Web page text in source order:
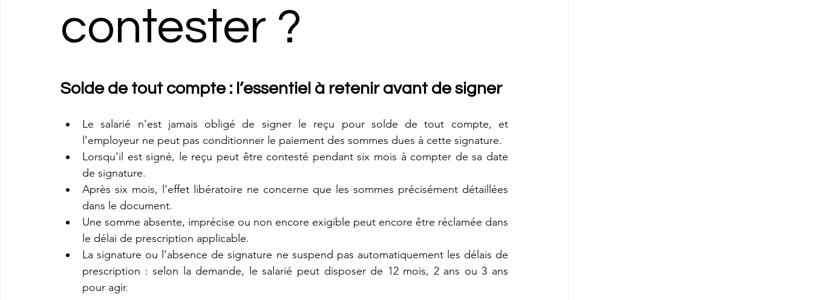
contester ?
Solde de tout compte : l’essentiel à retenir avant de signer
Le salarié n’est jamais obligé de signer le reçu pour solde de tout compte, et
l’employeur ne peut pas conditionner le paiement des sommes dues à cette signature.
Lorsqu’il est signé, le reçu peut être contesté pendant six mois à compter de sa date
de signature.
Après six mois, l’effet libératoire ne concerne que les sommes précisément détaillées
dans le document.
Une somme absente, imprécise ou non encore exigible peut encore être réclamée dans
le délai de prescription applicable.
La signature ou l’absence de signature ne suspend pas automatiquement les délais de
prescription : selon la demande, le salarié peut disposer de 12 mois, 2 ans ou 3 ans
pour agir.